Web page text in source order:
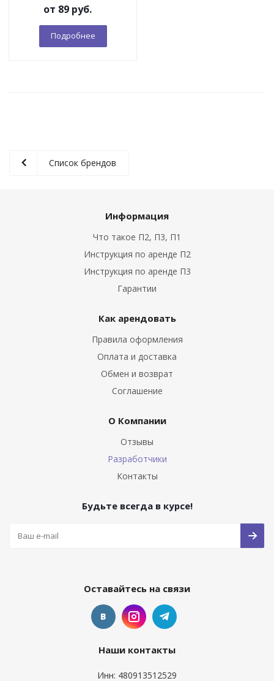
от 89 руб.
Подробнее
Список брендов
Информация
Что такое П2, П3, П1
Инструкция по аренде П2
Инструкция по аренде П3
Гарантии
Как арендовать
Правила оформления
Оплата и доставка
Обмен и возврат
Соглашение
О Компании
Отзывы
Разработчики
Контакты
Будьте всегда в курсе!
Оставайтесь на связи
Наши контакты
Инн: 480913512529